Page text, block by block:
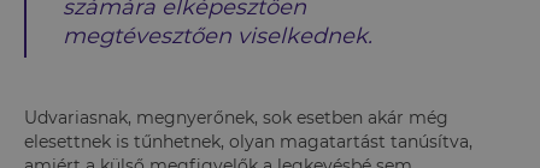
számára elképesztően
megtévesztően viselkednek.
Udvariasnak, megnyerőnek, sok esetben akár még
elesettnek is tűnhetnek, olyan magatartást tanúsítva,